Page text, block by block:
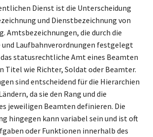
Dienst ist die Unterscheidung
und Dienstbezeichnung von
Amtsbezeichnungen, die durch die
Laufbahnverordnungen festgelegt
statusrechtliche Amt eines Beamten
Titel wie Richter, Soldat oder Beamter.
sind entscheidend für die Hierarchien
da sie den Rang und die
jeweiligen Beamten definieren. Die
hingegen kann variabel sein und ist oft
oder Funktionen innerhalb des